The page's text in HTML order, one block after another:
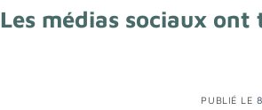
Les médias sociaux ont
PUBLIÉ LE